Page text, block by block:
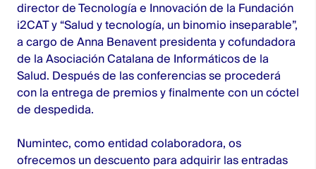
director de Tecnología e Innovación de la Fundación
i2CAT y “Salud y tecnología, un binomio inseparable”,
a cargo de Anna Benavent presidenta y cofundadora
de la Asociación Catalana de Informáticos de la
Salud. Después de las conferencias se procederá
con la entrega de premios y finalmente con un cóctel
de despedida.
Numintec, como entidad colaboradora, os
ofrecemos un descuento para adquirir las entradas